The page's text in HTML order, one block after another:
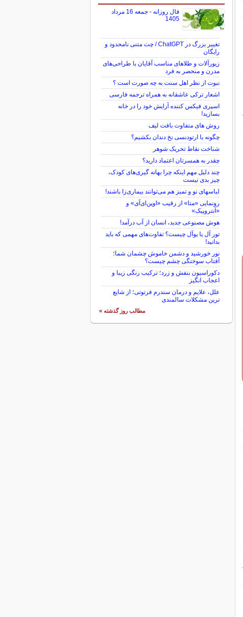
فال روزانه - جمعه 16 مرداد
1405
تغییر بزرگ در ChatGPT / چت متنی نامحدود و
رایگان
زیورآلات و طلاهای مناسب آقایان با طراحی‌های
مدرن و منحصر به فرد
نبوت از نظر اهل سنت به چه صورت است ؟
اشعار ترکی عاشقانه به همراه ترجمه فارسی
اسپری فیکس کننده آرایش خود را در خانه
بسازید!
روش های متفاوت بافت لیف
چگونه با ارتودنسی نخ دندان بکشیم؟
شناخت نقاط تحریک شوهر
چقدر به همسرتان اعتماد دارید؟
چند دلیل مهم اینکه چرا بهانه گیری‌های کودک،
چیز بدی نیست
لباس‎های نو و تمیز هم می‌توانند بیماری‌زا باشند!
رونمایی «متا» از رقیب «اوپن‌ای‌آی» و
«آنتروپیک»
هوش مصنوعی جدید، انسان از آب درآمد!
تور آل یا یوآل چیست؟ تفاوت‌های مهمی که باید
بدانید!
نور خورشید و دشمن خاموش چشمان شما؛
آفتاب سوختگی چشم چیست؟
دکوراسیون بنفش و زرد؛ ترکیب رنگی زیبا و
اعجاب انگیز
علل، علایم و درمان سندرم فرتوتی؛ از شایع
ترین مشکلات سالمندی
مطالب روز گذشته »